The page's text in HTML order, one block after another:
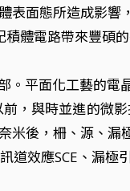
表面態所造成影響
體電路帶來豐碩的
平面化工藝的電
，與時並進的微
米後，柵、源、漏
效應SCE、漏極